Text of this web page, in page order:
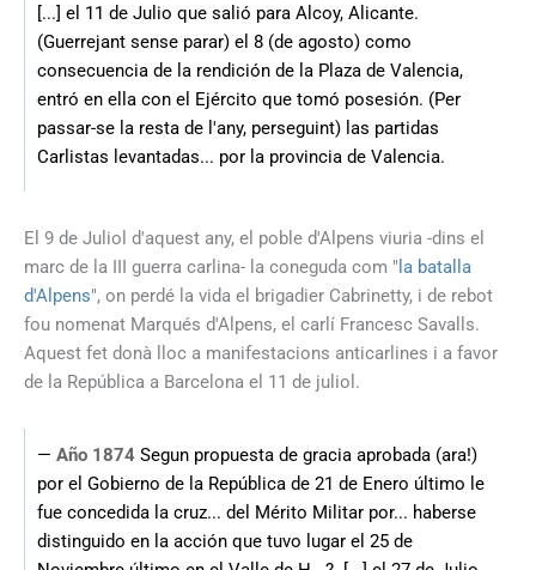
[...] el 11 de Julio que salió para Alcoy, Alicante.
(Guerrejant sense parar) el 8 (de agosto) como
consecuencia de la rendición de la Plaza de Valencia,
entró en ella con el Ejército que tomó posesión. (Per
passar-se la resta de l'any, perseguint) las partidas
Carlistas levantadas... por la provincia de Valencia.
El 9 de Juliol d'aquest any, el poble d'Alpens viuria -dins el
marc de la III guerra carlina- la coneguda com " la batalla
d'Alpens", on perdé la vida el brigadier Cabrinetty, i de rebot
fou nomenat Marqués d'Alpens, el carlí Francesc Savalls.
Aquest fet donà lloc a manifestacions anticarlines i a favor
de la República a Barcelona el 11 de juliol.
— Año 1874 Segun propuesta de gracia aprobada (ara!)
por el Gobierno de la República de 21 de Enero último le
fue concedida la cruz... del Mérito Militar por... haberse
distinguido en la acción que tuvo lugar el 25 de